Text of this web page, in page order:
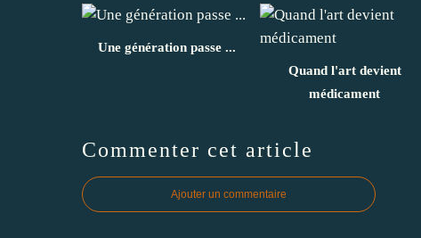
Une génération passe ...
Quand l'art devient
médicament
Commenter cet article
Ajouter un commentaire